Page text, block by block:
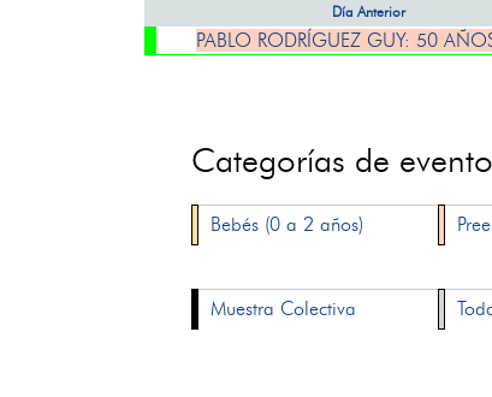
Día Anterior
PABLO RODRÍGUEZ GUY: 50
Categorías de
Bebés (0 a 2 años)
Muestra Colectiva